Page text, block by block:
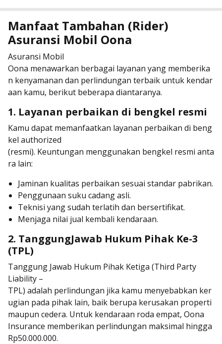
Manfaat Tambahan (Rider)
Asuransi Mobil Oona
Asuransi Mobil
Oona menawarkan berbagai layanan yang memberika
n kenyamanan dan perlindungan terbaik untuk kendar
aan kamu, berikut beberapa diantaranya.
1. Layanan perbaikan di bengkel resmi
Kamu dapat memanfaatkan layanan perbaikan di beng
kel authorized
(resmi). Keuntungan menggunakan bengkel resmi anta
ra lain:
Jaminan kualitas perbaikan sesuai standar pabrikan.
Penggunaan suku cadang asli.
Teknisi yang sudah terlatih dan bersertifikat.
Menjaga nilai jual kembali kendaraan.
2. TanggungJawab Hukum Pihak Ke-3
(TPL)
Tanggung Jawab Hukum Pihak Ketiga (Third Party
Liability –
TPL) adalah perlindungan jika kamu menyebabkan ker
ugian pada pihak lain, baik berupa kerusakan properti
maupun cedera. Untuk kendaraan roda empat, Oona
Insurance memberikan perlindungan maksimal hingga
Rp50.000.000.